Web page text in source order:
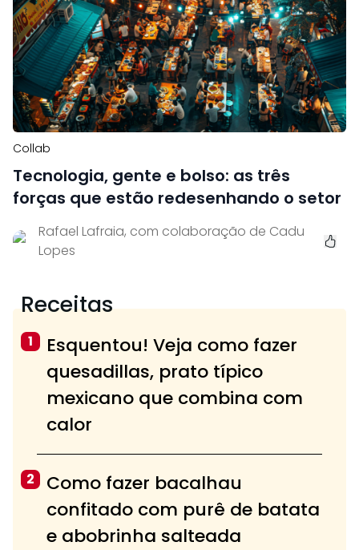
Collab
Tecnologia, gente e bolso: as três
forças que estão redesenhando o setor
Rafael Lafraia, com colaboração de Cadu
Lopes
Receitas
1
Esquentou! Veja como fazer
quesadillas, prato típico
mexicano que combina com
calor
2
Como fazer bacalhau
confitado com purê de batata
e abobrinha salteada